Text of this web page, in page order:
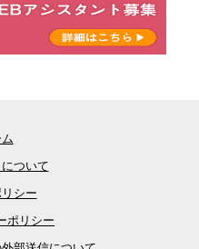
ついて
シー
ポリシー